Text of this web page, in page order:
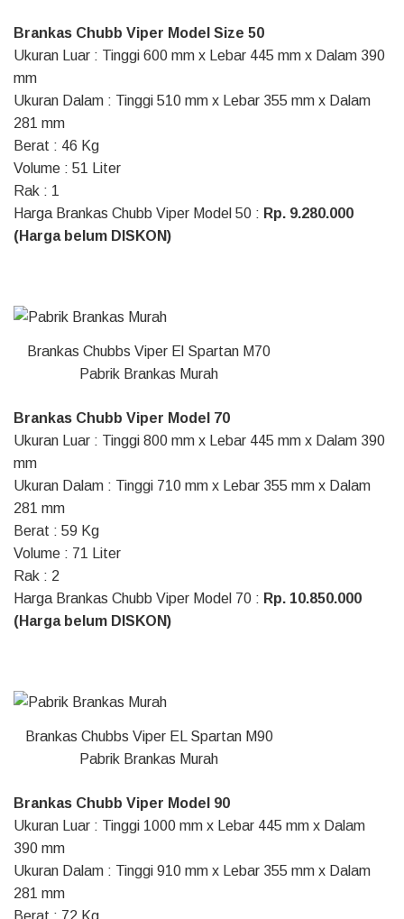
Brankas Chubb Viper Model Size 50
Ukuran Luar : Tinggi 600 mm x Lebar 445 mm x Dalam 390
mm
Ukuran Dalam : Tinggi 510 mm x Lebar 355 mm x Dalam
281 mm
Berat : 46 Kg
Volume : 51 Liter
Rak : 1
Harga Brankas Chubb Viper Model 50 : Rp. 9.280.000
(Harga belum DISKON)
Brankas Chubbs Viper El Spartan M70
Pabrik Brankas Murah
Brankas Chubb Viper Model 70
Ukuran Luar : Tinggi 800 mm x Lebar 445 mm x Dalam 390
mm
Ukuran Dalam : Tinggi 710 mm x Lebar 355 mm x Dalam
281 mm
Berat : 59 Kg
Volume : 71 Liter
Rak : 2
Harga Brankas Chubb Viper Model 70 : Rp. 10.850.000
(Harga belum DISKON)
Brankas Chubbs Viper EL Spartan M90
Pabrik Brankas Murah
Brankas Chubb Viper Model 90
Ukuran Luar : Tinggi 1000 mm x Lebar 445 mm x Dalam
390 mm
Ukuran Dalam : Tinggi 910 mm x Lebar 355 mm x Dalam
281 mm
Berat : 72 Kg